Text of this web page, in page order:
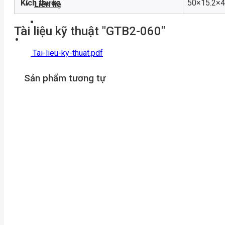
Liên hệ
Kích thước
Tài liệu kỹ thuật "GTB2-060"
Tai-lieu-ky-thuat.pdf
Sản phẩm tương tự